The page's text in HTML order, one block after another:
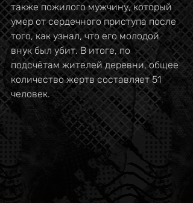
также пожилого мужчину, который
умер от сердечного приступа после
того, как узнал, что его молодой
внук был убит. В итоге, по
подсчётам жителей деревни, общее
количество жертв составляет 51
человек.